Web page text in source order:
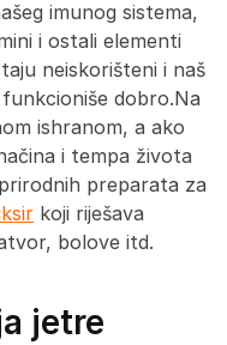
imunog sistema,
i ostali elementi
neiskorišteni i naš
dobro.Na
ishranom, a ako
i tempa života
preparata za
koji riješava
bolove itd.
jetre